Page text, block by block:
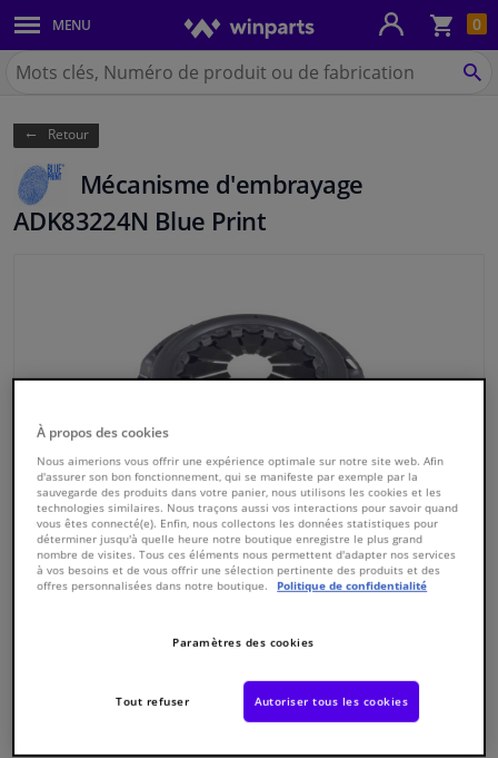
0
MENU
Carrosserie & tôles
Feux & ampoules
Freinage
Système d'échappement
Refroidissement & chauffage
Pièces moteur & accessoires
Filtres & liquides
Bagages & transport
Fenêtres & accessoires
Chercher
Winparts.be
Retour
Mécanisme d'embrayage
ADK83224N Blue Print
Numéro de produit d'origine:0324246
À propos des cookies
Nous aimerions vous offrir une expérience optimale sur notre site web. Afin
d'assurer son bon fonctionnement, qui se manifeste par exemple par la
sauvegarde des produits dans votre panier, nous utilisons les cookies et les
technologies similaires. Nous traçons aussi vos interactions pour savoir quand
vous êtes connecté(e). Enfin, nous collectons les données statistiques pour
déterminer jusqu'à quelle heure notre boutique enregistre le plus grand
nombre de visites. Tous ces éléments nous permettent d'adapter nos services
à vos besoins et de vous offrir une sélection pertinente des produits et des
offres personnalisées dans notre boutique.
Politique de confidentialité
Paramètres des cookies
Tout refuser Autoriser tous les cookies